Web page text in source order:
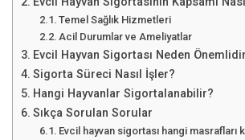
Temel Sağlık Hizmetleri
Acil Durumlar ve Ameliyatlar
Evcil Hayvan Sigortası Neden
Sigorta Süreci Nasıl İşler?
Hangi Hayvanlar Sigortalanabilir?
Sıkça Sorulan Sorular
Evcil hayvan sigortası hangi masrafları